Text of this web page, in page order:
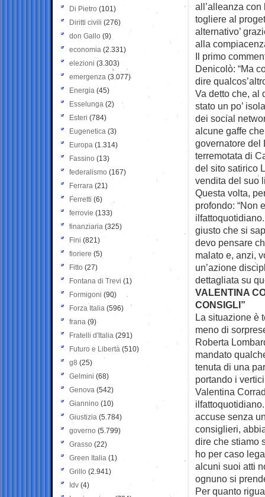
all’alleanza
togliere al
alternativo’
alla
Il primo
Denicolò: “Ma
dire
Va detto che, al
stato un po’
dei social
alcune gaffe
governatore del
terremotata di
del sito satirico
vendita del suo
Questa volta,
profondo: “Non
giusto che si
devo pensare
malato e, anzi,
un’azione
dettagliata su
VALENTINA
CONSIGLI”
La situazione è
meno di
Roberta
mandato
tenuta di una
portando i
Valentina
accuse senza
consiglieri,
dire che stiamo
ho per caso
alcuni suoi atti
ognuno si
Per quanto
Di Pietro (101)
Diritti civili (276)
don Gallo (9)
economia (2.331)
elezioni (3.303)
emergenza (3.077)
Energia (45)
Esselunga (2)
Esteri (784)
Eugenetica (3)
Europa (1.314)
Fassino (13)
federalismo (167)
Ferrara (21)
Ferretti (6)
ferrovie (133)
finanziaria (325)
Fini (821)
fioriere (5)
Fitto (27)
Fontana di Trevi (1)
Formigoni (90)
Forza Italia (596)
frana (9)
Fratelli d'Italia (291)
Futuro e Libertà (510)
g8 (25)
Gelmini (68)
Genova (542)
Giannino (10)
Giustizia (5.784)
governo (5.799)
Grasso (22)
Green Italia (1)
Grillo (2.941)
Idv (4)